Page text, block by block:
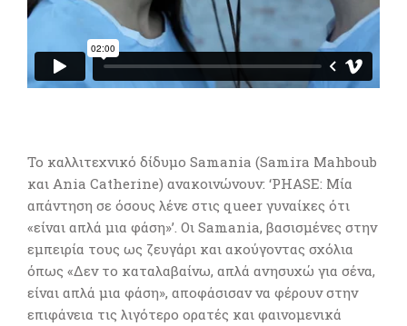
Το καλλιτεχνικό δίδυμο Samania (Samira Mahboub
και Ania Catherine) ανακοινώνουν: ‘PHASE: Μία
απάντηση σε όσους λένε στις queer γυναίκες ότι
«είναι απλά μια φάση»’. Οι Samania, βασισμένες στην
εμπειρία τους ως ζευγάρι και ακούγοντας σχόλια
όπως «Δεν το καταλαβαίνω, απλά ανησυχώ για σένα,
είναι απλά μια φάση», αποφάσισαν να φέρουν στην
επιφάνεια τις λιγότερο ορατές και φαινομενικά